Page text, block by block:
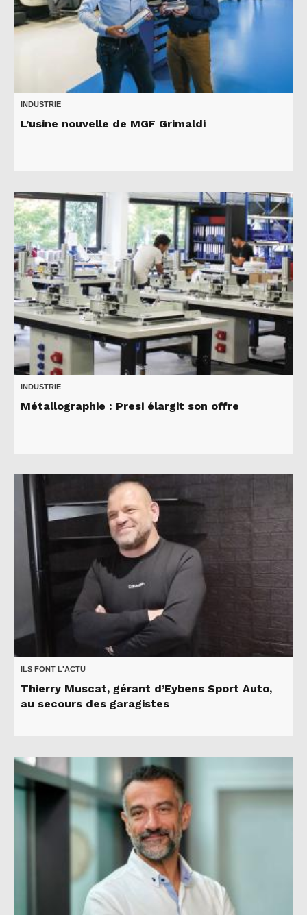
INDUSTRIE
L’usine nouvelle de MGF Grimaldi
INDUSTRIE
Métallographie : Presi élargit son offre
ILS FONT L'ACTU
Thierry Muscat, gérant d’Eybens Sport Auto,
au secours des garagistes